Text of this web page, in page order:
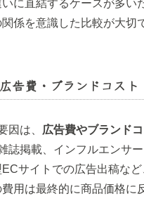
に直結するケースが多い
係を意識した比較が大切
告費・ブランドコスト
因は、 広告費やブランドコ
誌掲載、インフルエンサ
サイトでの広告出稿な
用は最終的に商品価格に